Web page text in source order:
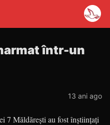
într-un
13 ani ago
7 Măldăreşti au fost înștiințați